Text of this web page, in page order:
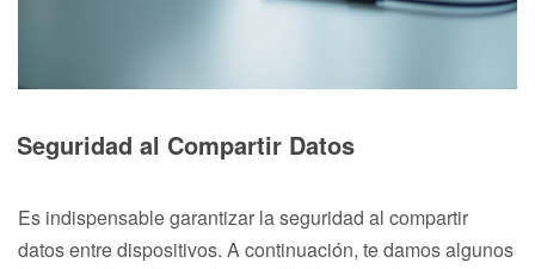
Seguridad al Compartir Datos
Es indispensable garantizar la seguridad al compartir
datos entre dispositivos. A continuación, te damos algunos